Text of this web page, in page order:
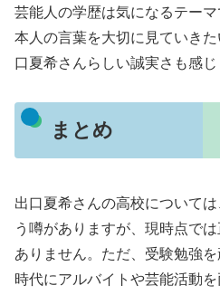
芸能人の学歴は気になるテーマ
本人の言葉を大切に見ていき
口夏希さんらしい誠実さも感じ
まとめ
出口夏希さんの高校について
う噂がありますが、現時点で
ありません。ただ、受験勉強
時代にアルバイトや芸能活動